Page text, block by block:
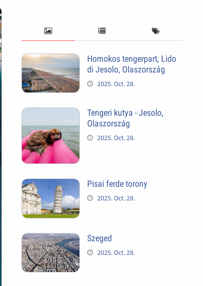
Homokos tengerpart, Lido
di Jesolo, Olaszország
2025. Oct. 28.
Tengeri kutya - Jesolo,
Olaszország
2025. Oct. 28.
Pisai ferde torony
2025. Oct. 28.
Szeged
2025. Oct. 28.